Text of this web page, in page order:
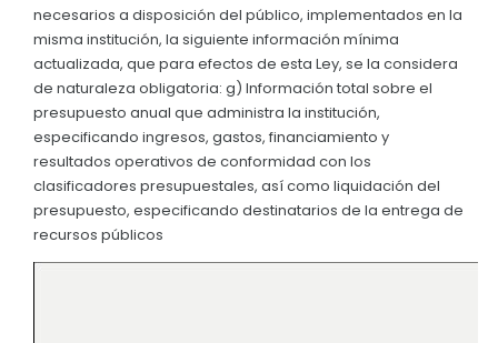
Plan de desarrollo y Ordenamiento Territorial -
Plan Anual Contratación - PAC
Plan Operativo Anual - POA
Convenios Institucionales
PRESUPUESTO: EJECUCIÓN Y REPORTES
Cédulas presupuestarias y balances
Procesos de contratación
necesarios a disposición del público, implementados en la
misma institución, la siguiente información mínima
actualizada, que para efectos de esta Ley, se la considera
de naturaleza obligatoria: g) Información total sobre el
presupuesto anual que administra la institución,
especificando ingresos, gastos, financiamiento y
resultados operativos de conformidad con los
clasificadores presupuestales, así como liquidación del
presupuesto, especificando destinatarios de la entrega de
recursos públicos